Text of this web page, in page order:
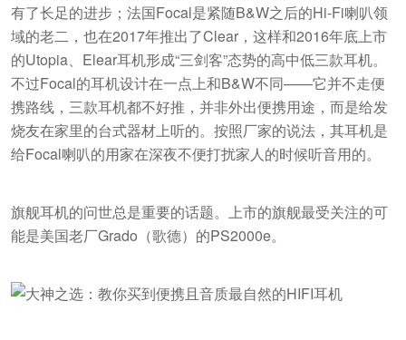
有了长足的进步；法国Focal是紧随B&W之后的Hi-Fi喇叭领
域的老二，也在2017年推出了Clear，这样和2016年底上市
的Utopia、Elear耳机形成“三剑客”态势的高中低三款耳机。
不过Focal的耳机设计在一点上和B&W不同——它并不走便
携路线，三款耳机都不好推，并非外出便携用途，而是给发
烧友在家里的台式器材上听的。按照厂家的说法，其耳机是
给Focal喇叭的用家在深夜不便打扰家人的时候听音用的。
旗舰耳机的问世总是重要的话题。上市的旗舰最受关注的可
能是美国老厂Grado（歌德）的PS2000e。